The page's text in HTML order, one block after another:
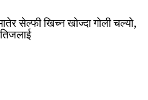
सेल्फी खिच्न खोज्दा गोली चल्यो,